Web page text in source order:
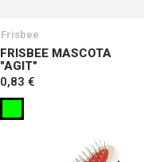
Frisbee
FRISBEE MASCOTA
"AGIT"
0,83 €